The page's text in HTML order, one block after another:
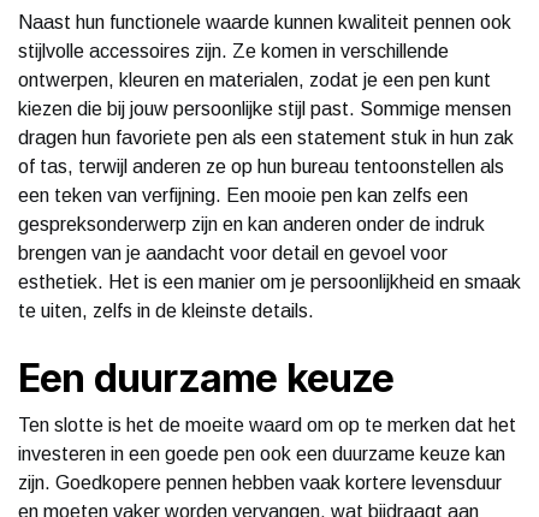
Naast hun functionele waarde kunnen kwaliteit pennen ook
stijlvolle accessoires zijn. Ze komen in verschillende
ontwerpen, kleuren en materialen, zodat je een pen kunt
kiezen die bij jouw persoonlijke stijl past. Sommige mensen
dragen hun favoriete pen als een statement stuk in hun zak
of tas, terwijl anderen ze op hun bureau tentoonstellen als
een teken van verfijning. Een mooie pen kan zelfs een
gespreksonderwerp zijn en kan anderen onder de indruk
brengen van je aandacht voor detail en gevoel voor
esthetiek. Het is een manier om je persoonlijkheid en smaak
te uiten, zelfs in de kleinste details.
Een duurzame keuze
Ten slotte is het de moeite waard om op te merken dat het
investeren in een goede pen ook een duurzame keuze kan
zijn. Goedkopere pennen hebben vaak kortere levensduur
en moeten vaker worden vervangen, wat bijdraagt aan